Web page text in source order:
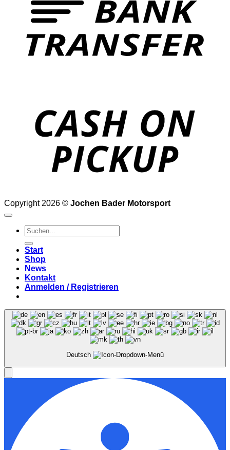
Copyright 2026 © Jochen Bader Motorsport
Suchen
nach:
Start
Shop
News
Kontakt
Anmelden / Registrieren
Deutsch